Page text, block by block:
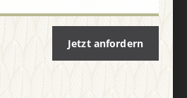
Jetzt anfordern